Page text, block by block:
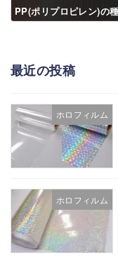
PP(ポリプロピレン)の
最近の投稿
ホロフィルム
ホロフィルム